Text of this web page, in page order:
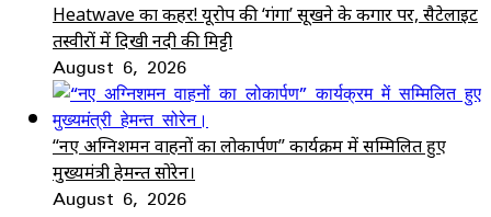
Heatwave का कहर! यूरोप की ‘गंगा’ सूखने के कगार पर, सैटेलाइट
तस्वीरों में दिखी नदी की मिट्टी
August 6, 2026
“नए अग्निशमन वाहनों का लोकार्पण” कार्यक्रम में सम्मिलित हुए
मुख्यमंत्री हेमन्त सोरेन।
August 6, 2026